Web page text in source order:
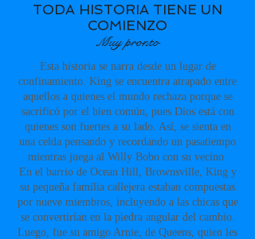
TODA HISTORIA TIENE UN
COMIENZO
Muy pronto
Esta historia se narra desde un lugar de
confinamiento. King se encuentra atrapado entre
aquellos a quienes el mundo rechaza porque se
sacrificó por el bien común, pues Dios está con
quienes son fuertes a su lado. Así, se sienta en
una celda pensando y recordando un pasatiempo
mientras juega al Willy Bobo con su vecino.
En el barrio de Ocean Hill, Brownsville, King y
su pequeña familia callejera estaban compuestas
por nueve miembros, incluyendo a las chicas que
se convertirían en la piedra angular del cambio.
Luego, fue su amigo Arnie, de Queens, quien les